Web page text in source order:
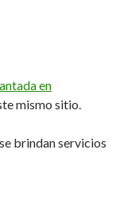
en
mismo sitio.
brindan servicios